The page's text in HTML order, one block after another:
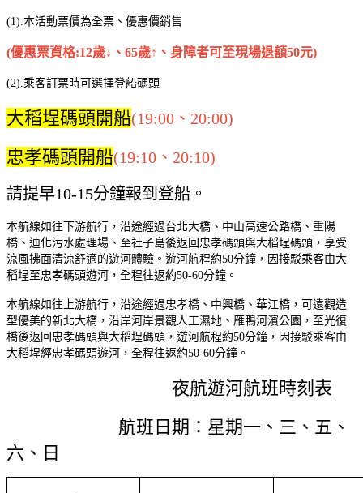
(1). 本活動票價為全票、優惠價銷售
(優惠票資格:12歲↓、65歲↑、身障者可至現場退額50元)
(2). 乘客訂票時可選擇登船碼頭
大稻埕碼頭開船(19:00、20:00)
忠孝碼頭開船(19:10、20:10)
請提早10-15分鐘報到登船。
本航線如往下游航行，沿途經過台北大橋、中山高速公路橋、重陽
橋、迪化污水處理場、至社子島後返回忠孝碼頭與大稻埕碼頭， 享受
涼風拂面清涼舒適的遊河體驗。遊河航程約50分鐘，因接駁乘客由大
稻埕至忠孝碼頭遊河，全程往返約50-60分鐘。
本航線如往上游航行，沿途經過忠孝橋、中興橋、華江橋，可遠觀造
型優美的新北大橋，沿岸河岸景觀人工濕地、雁鴨河濱公園，至光復
橋後返回忠孝碼頭與大稻埕碼頭，遊河航程約50分鐘，因接駁乘客由
大稻埕經忠孝碼頭遊河，全程往返約50-60分鐘。
夜航遊河航班時刻表
航班日期：星期一、三、五、
六、日